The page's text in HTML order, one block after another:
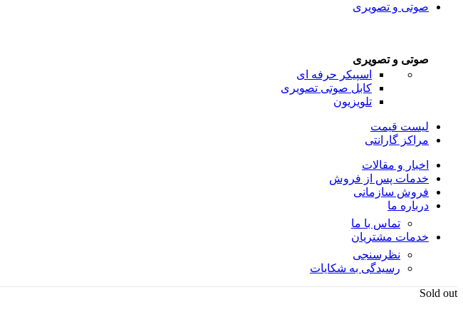
صوتی و تصویری
صوتی و تصویری
اسپیکر حرفه ای
کابل صوتی تصویری
تلویزیون
لیست قیمت
مراکز گارانتی
اخبار و مقالات
خدمات پس از فروش
فروش سازمانی
درباره ما
تماس با ما
خدمات مشتریان
نظرسنجی
رسیدگی به شکایات
Sold out